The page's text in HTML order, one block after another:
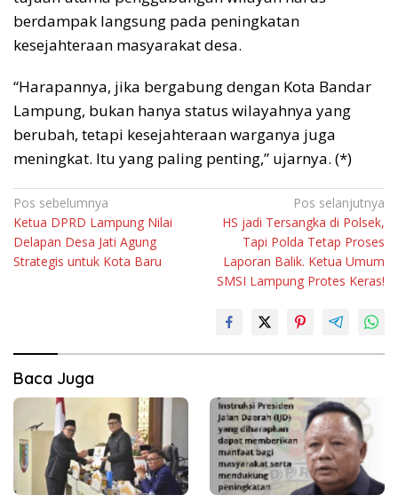
berdampak langsung pada peningkatan
kesejahteraan masyarakat desa.
“Harapannya, jika bergabung dengan Kota Bandar
Lampung, bukan hanya status wilayahnya yang
berubah, tetapi kesejahteraan warganya juga
meningkat. Itu yang paling penting,” ujarnya. (*)
Navigasi
pos
Pos sebelumnya
Ketua DPRD Lampung Nilai
Delapan Desa Jati Agung
Strategis untuk Kota Baru
Pos selanjutnya
HS jadi Tersangka di Polsek,
Tapi Polda Tetap Proses
Laporan Balik. Ketua Umum
SMSI Lampung Protes Keras!
Baca Juga